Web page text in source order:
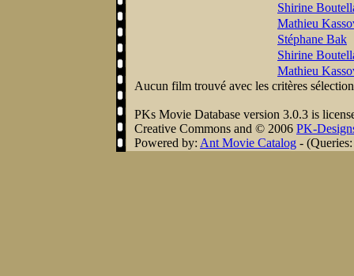
Shirine
Mathieu
Stéphane Bak
Shirine
Mathieu
Aucun film trouvé avec les critères
PKs Movie Database version 3.0.3 is
Creative Commons and © 2006 PK-
Powered by: Ant Movie Catalog -